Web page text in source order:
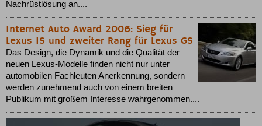
Nachrüstlösung an....
Internet Auto Award 2006: Sieg für
Lexus IS und zweiter Rang für Lexus GS
Das Design, die Dynamik und die Qualität der
neuen Lexus-Modelle finden nicht nur unter
automobilen Fachleuten Anerkennung, sondern
werden zunehmend auch von einem breiten
Publikum mit großem Interesse wahrgenommen....